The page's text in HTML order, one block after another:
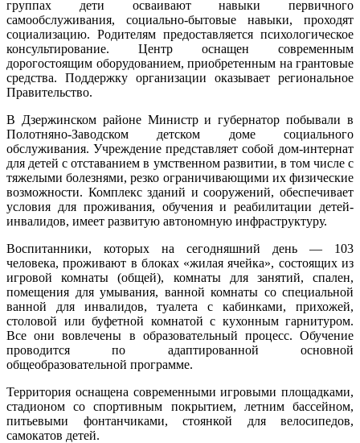
группах дети осваивают навыки первичного
самообслуживания, социально-бытовые навыки, проходят
социализацию. Родителям предоставляется психологическое
консультирование. Центр оснащен современным
дорогостоящим оборудованием, приобретенным на грантовые
средства. Поддержку организации оказывает региональное
Правительство.
В Дзержинском районе Министр и губернатор побывали в
Полотняно-Заводском детском доме социального
обслуживания. Учреждение представляет собой дом-интернат
для детей с отставанием в умственном развитии, в том числе с
тяжелыми болезнями, резко ограничивающими их физические
возможности. Комплекс зданий и сооружений, обеспечивает
условия для проживания, обучения и реабилитации детей-
инвалидов, имеет развитую автономную инфраструктуру.
Воспитанники, которых на сегодняшний день — 103
человека, проживают в блоках «жилая ячейка», состоящих из
игровой комнаты (общей), комнаты для занятий, спален,
помещения для умывания, ванной комнаты со специальной
ванной для инвалидов, туалета с кабинками, прихожей,
столовой или буфетной комнатой с кухонным гарнитуром.
Все они вовлечены в образовательный процесс. Обучение
проводится по адаптированной основной
общеобразовательной программе.
Территория оснащена современными игровыми площадками,
стадионом со спортивным покрытием, летним бассейном,
питьевыми фонтанчиками, стоянкой для велосипедов,
самокатов детей.